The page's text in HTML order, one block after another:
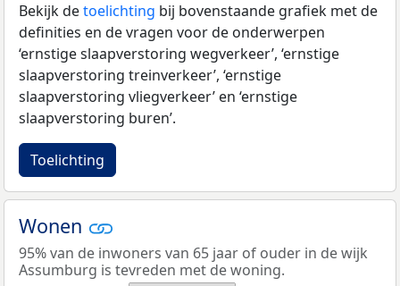
Bekijk detoelichting bij bovenstaande grafiek met de
definities en de vragen voor de onderwerpen
‘ernstige slaapverstoring wegverkeer’, ‘ernstige
slaapverstoring treinverkeer’, ‘ernstige
slaapverstoring vliegverkeer’ en ‘ernstige
slaapverstoring buren’.
Toelichting
Wonen
95% van de inwoners van 65 jaar of ouder in de wijk
Assumburg is tevreden met de woning.